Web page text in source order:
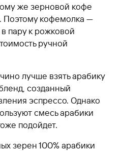
же зерновой кофе
Поэтому кофемолка —
пару к рожковой
ручной
лучше взять арабику
созданный
эспрессо. Однако
смесь арабики
подойдет.
зерен 100% арабики